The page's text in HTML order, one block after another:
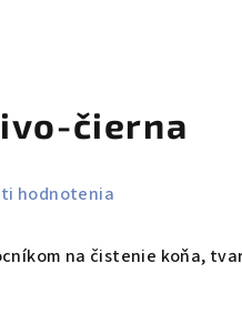
čierna
hodnotenia
na čistenie koňa,